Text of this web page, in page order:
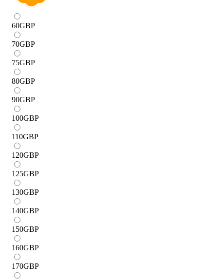
60GBP
70GBP
75GBP
80GBP
90GBP
100GBP
110GBP
120GBP
125GBP
130GBP
140GBP
150GBP
160GBP
170GBP